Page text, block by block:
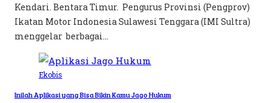
Kendari. Bentara Timur. Pengurus Provinsi (Pengprov)
Ikatan Motor Indonesia Sulawesi Tenggara (IMI Sultra)
menggelar berbagai...
Ekobis
Inilah Aplikasi yang Bisa Bikin Kamu Jago Hukum